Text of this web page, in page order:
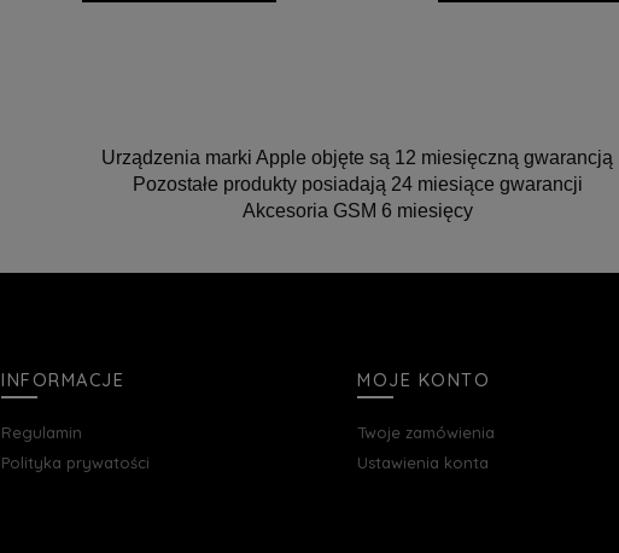
Urządzenia marki Apple objęte są 12 miesięczną gwarancją
Pozostałe produkty posiadają 24 miesiące gwarancji
Akcesoria GSM 6 miesięcy
INFORMACJE
Regulamin
Polityka prywatości
MOJE KONTO
Twoje zamówienia
Ustawienia konta